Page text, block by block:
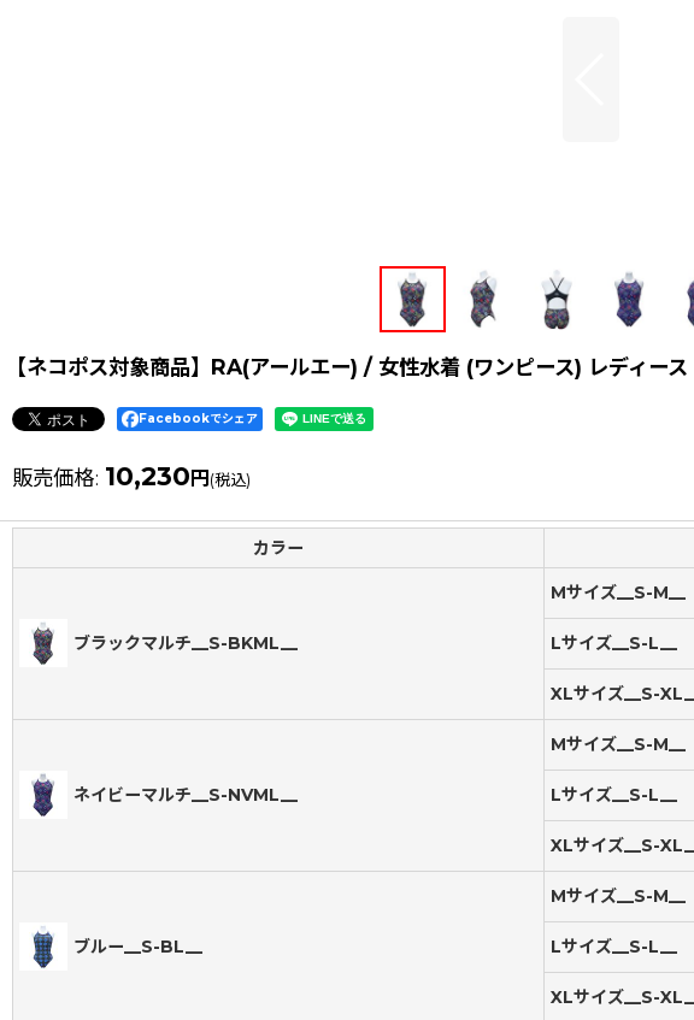
【ネコポス対象商品】RA(アールエー) / 女性水着 (ワンピース) レディー
Facebookでシェア
販売価格: 10,230 円 (税込)
カラー
ブラックマルチ__S-BKML__
Mサイズ__S-M__
Lサイズ__S-L__
XLサイズ__S-
ネイビーマルチ__S-NVML__
Mサイズ__S-M__
Lサイズ__S-L__
XLサイズ__S-
ブルー__S-BL__
Mサイズ__S-M__
Lサイズ__S-L__
XLサイズ__S-